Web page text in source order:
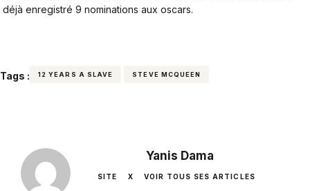
déjà enregistré 9 nominations aux oscars.
Tags : 12 YEARS A SLAVE STEVE MCQUEEN
Yanis Dama
SITE X VOIR TOUS SES ARTICLES